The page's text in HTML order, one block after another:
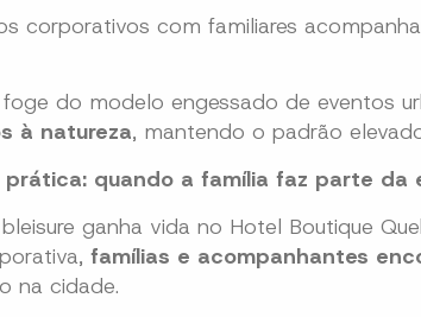
corporativos com familiares
do modelo engessado de eventos
à natureza, mantendo o padrão
prática: quando a família faz parte da
ganha vida no Hotel Boutique
famílias e acompanhantes
na cidade.